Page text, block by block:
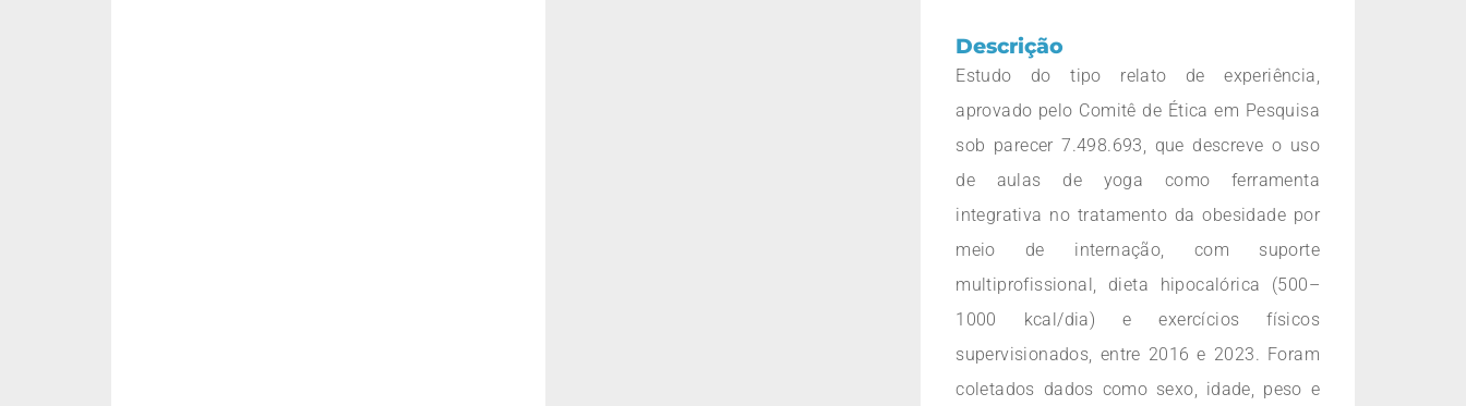
Descrição
Estudo do tipo relato de experiência,
aprovado pelo Comitê de Ética em Pesquisa
sob parecer 7.498.693, que descreve o uso
de aulas de yoga como ferramenta
integrativa no tratamento da obesidade por
meio de internação, com suporte
multiprofissional, dieta hipocalórica (500–
1000 kcal/dia) e exercícios físicos
supervisionados, entre 2016 e 2023. Foram
coletados dados como sexo, idade, peso e